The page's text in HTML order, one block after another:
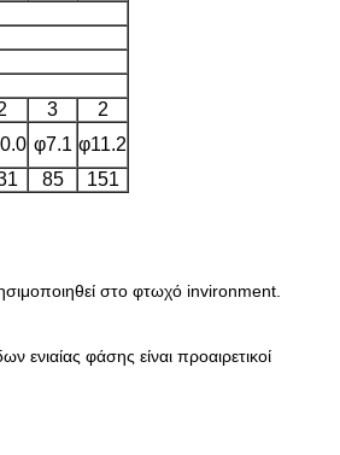
3
2
φ7.1 φ11.2
85 151
στο φτωχό invironment.
φάσης είναι προαιρετικοί